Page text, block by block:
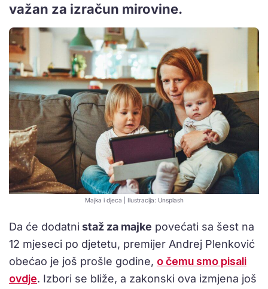
važan za izračun mirovine.
Majka i djeca | Ilustracija: Unsplash
Da će dodatnistaž za majke povećati sa šest na
12 mjeseci po djetetu, premijer Andrej Plenković
obećao je još prošle godine, o čemu smo pisali
ovdje. Izbori se bliže, a zakonski ova izmjena još